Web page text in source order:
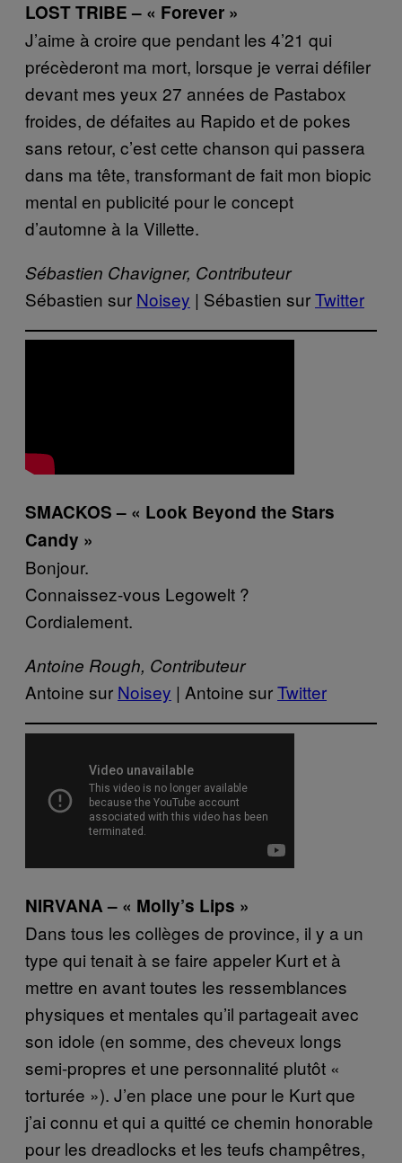
LOST TRIBE – « Forever »
J’aime à croire que pendant les 4’21 qui
précèderont ma mort, lorsque je verrai défiler
devant mes yeux 27 années de Pastabox
froides, de défaites au Rapido et de pokes
sans retour, c’est cette chanson qui passera
dans ma tête, transformant de fait mon biopic
mental en publicité pour le concept
d’automne à la Villette.
Sébastien Chavigner, Contributeur
Sébastien sur Noisey | Sébastien surTwitter
SMACKOS – « Look Beyond the Stars
Candy »
Bonjour.
Connaissez-vous Legowelt ?
Cordialement.
Antoine Rough, Contributeur
Antoine sur Noisey | Antoine surTwitter
NIRVANA – « Molly’s Lips »
Dans tous les collèges de province, il y a un
type qui tenait à se faire appeler Kurt et à
mettre en avant toutes les ressemblances
physiques et mentales qu’il partageait avec
son idole (en somme, des cheveux longs
semi-propres et une personnalité plutôt «
torturée »). J’en place une pour le Kurt que
j’ai connu et qui a quitté ce chemin honorable
pour les dreadlocks et les teufs champêtres,